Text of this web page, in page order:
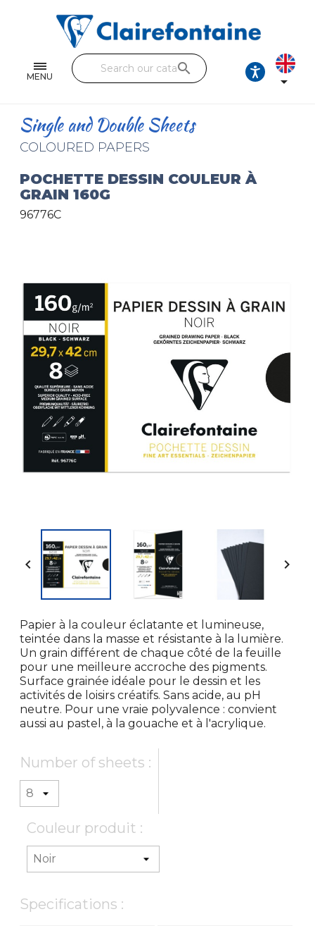
MENU
Single and double sheets
Fine arts
Handicraft
Pencil cases & Leather goods
search

Single and Double Sheets
COLOURED PAPERS
POCHETTE DESSIN COULEUR À
GRAIN 160G
96776C
 
Papier à la couleur éclatante et lumineuse,
teintée dans la masse et résistante à la lumière.
Un grain différent de chaque côté de la feuille
pour une meilleure accroche des pigments.
Surface grainée idéale pour le dessin et les
activités de loisirs créatifs. Sans acide, au pH
neutre. Pour une vraie polyvalence : convient
aussi au pastel, à la gouache et à l'acrylique.
Number of sheets :
Couleur produit :
Specifications :